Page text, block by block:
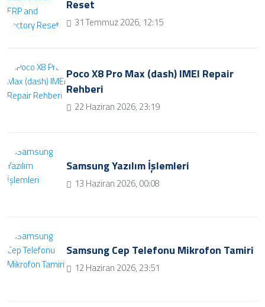
Reset
31 Temmuz 2026, 12:15
Poco X8 Pro Max (dash) IMEI Repair
Rehberi
22 Haziran 2026, 23:19
Samsung Yazılım İşlemleri
13 Haziran 2026, 00:08
Samsung Cep Telefonu Mikrofon Tamiri
12 Haziran 2026, 23:51